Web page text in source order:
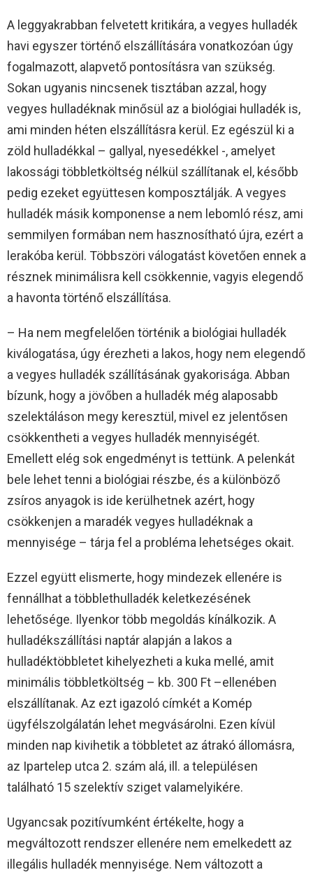
A leggyakrabban felvetett kritikára, a vegyes hulladék
havi egyszer történő elszállítására vonatkozóan úgy
fogalmazott, alapvető pontosításra van szükség.
Sokan ugyanis nincsenek tisztában azzal, hogy
vegyes hulladéknak minősül az a biológiai hulladék is,
ami minden héten elszállításra kerül. Ez egészül ki a
zöld hulladékkal – gallyal, nyesedékkel -, amelyet
lakossági többletköltség nélkül szállítanak el, később
pedig ezeket együttesen komposztálják. A vegyes
hulladék másik komponense a nem lebomló rész, ami
semmilyen formában nem hasznosítható újra, ezért a
lerakóba kerül. Többszöri válogatást követően ennek a
résznek minimálisra kell csökkennie, vagyis elegendő
a havonta történő elszállítása.
– Ha nem megfelelően történik a biológiai hulladék
kiválogatása, úgy érezheti a lakos, hogy nem elegendő
a vegyes hulladék szállításának gyakorisága. Abban
bízunk, hogy a jövőben a hulladék még alaposabb
szelektáláson megy keresztül, mivel ez jelentősen
csökkentheti a vegyes hulladék mennyiségét.
Emellett elég sok engedményt is tettünk. A pelenkát
bele lehet tenni a biológiai részbe, és a különböző
zsíros anyagok is ide kerülhetnek azért, hogy
csökkenjen a maradék vegyes hulladéknak a
mennyisége – tárja fel a probléma lehetséges okait.
Ezzel együtt elismerte, hogy mindezek ellenére is
fennállhat a többlethulladék keletkezésének
lehetősége. Ilyenkor több megoldás kínálkozik. A
hulladékszállítási naptár alapján a lakos a
hulladéktöbbletet kihelyezheti a kuka mellé, amit
minimális többletköltség – kb. 300 Ft –ellenében
elszállítanak. Az ezt igazoló címkét a Komép
ügyfélszolgálatán lehet megvásárolni. Ezen kívül
minden nap kivihetik a többletet az átrakó állomásra,
az Ipartelep utca 2. szám alá, ill. a településen
található 15 szelektív sziget valamelyikére.
Ugyancsak pozitívumként értékelte, hogy a
megváltozott rendszer ellenére nem emelkedett az
illegális hulladék mennyisége. Nem változott a